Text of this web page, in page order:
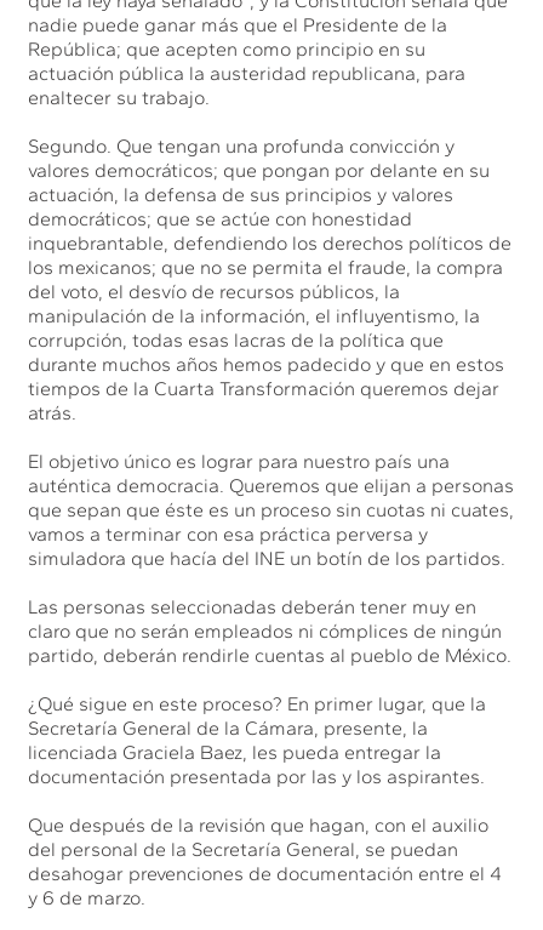
nadie puede ganar más que el Presidente de la
República; que acepten como principio en su
actuación pública la austeridad republicana, para
enaltecer su trabajo.
Segundo. Que tengan una profunda convicción y
valores democráticos; que pongan por delante en su
actuación, la defensa de sus principios y valores
democráticos; que se actúe con honestidad
inquebrantable, defendiendo los derechos políticos de
los mexicanos; que no se permita el fraude, la compra
del voto, el desvío de recursos públicos, la
manipulación de la información, el influyentismo, la
corrupción, todas esas lacras de la política que
durante muchos años hemos padecido y que en estos
tiempos de la Cuarta Transformación queremos dejar
atrás.
El objetivo único es lograr para nuestro país una
auténtica democracia. Queremos que elijan a personas
que sepan que éste es un proceso sin cuotas ni cuates,
vamos a terminar con esa práctica perversa y
simuladora que hacía del INE un botín de los partidos.
Las personas seleccionadas deberán tener muy en
claro que no serán empleados ni cómplices de ningún
partido, deberán rendirle cuentas al pueblo de México.
¿Qué sigue en este proceso? En primer lugar, que la
Secretaría General de la Cámara, presente, la
licenciada Graciela Baez, les pueda entregar la
documentación presentada por las y los aspirantes.
Que después de la revisión que hagan, con el auxilio
del personal de la Secretaría General, se puedan
desahogar prevenciones de documentación entre el 4
y 6 de marzo.